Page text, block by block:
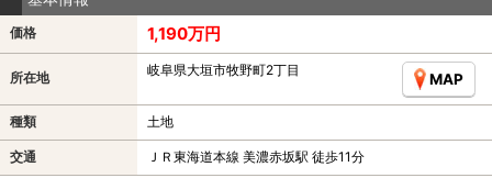
価格 1,190万円
所在地 岐阜県大垣市牧野町2丁目
MAP
種類 土地
交通 ＪＲ東海道本線 美濃赤坂駅 徒歩11分